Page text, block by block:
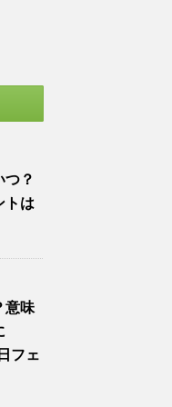
つ？
トは
意味
フェ